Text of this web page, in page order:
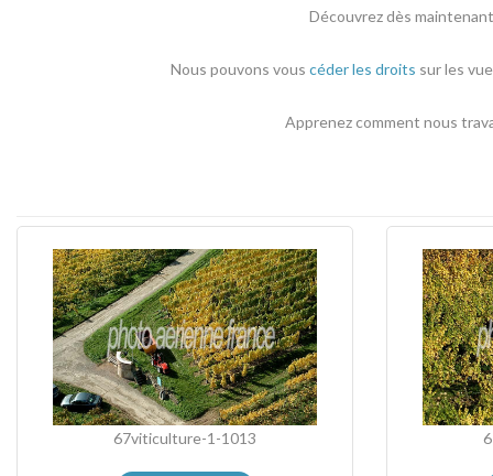
Découvrez dès
Nous pouvons vous céder les droits sur les
Apprenez comment nous
67viticulture-1-1013